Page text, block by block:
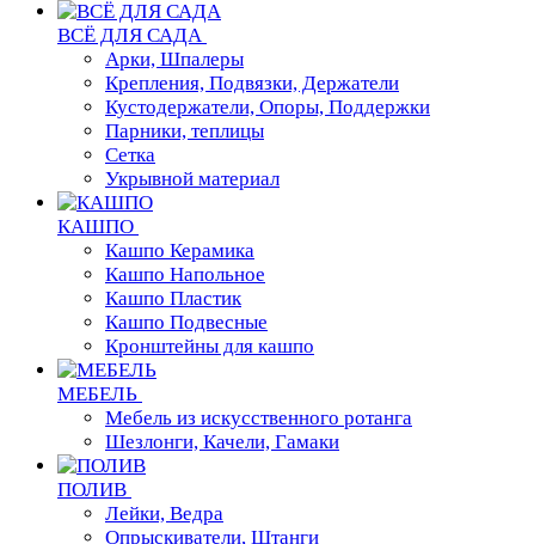
ВСЁ ДЛЯ САДА
Арки, Шпалеры
Крепления, Подвязки, Держатели
Кустодержатели, Опоры, Поддержки
Парники, теплицы
Сетка
Укрывной материал
КАШПО
Кашпо Керамика
Кашпо Напольное
Кашпо Пластик
Кашпо Подвесные
Кронштейны для кашпо
МЕБЕЛЬ
Мебель из искусственного ротанга
Шезлонги, Качели, Гамаки
ПОЛИВ
Лейки, Ведра
Опрыскиватели, Штанги